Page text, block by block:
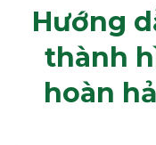
Hướng
thành
hoàn